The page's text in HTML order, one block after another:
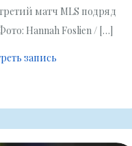
матч MLS подряд
Hannah Foslien / […]
запись